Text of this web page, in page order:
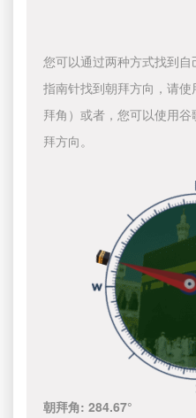
您可以通过两种方式找到
指南针找到朝拜方向，请
拜角）或者，您可以使用
拜方向。
朝拜角:284.67°